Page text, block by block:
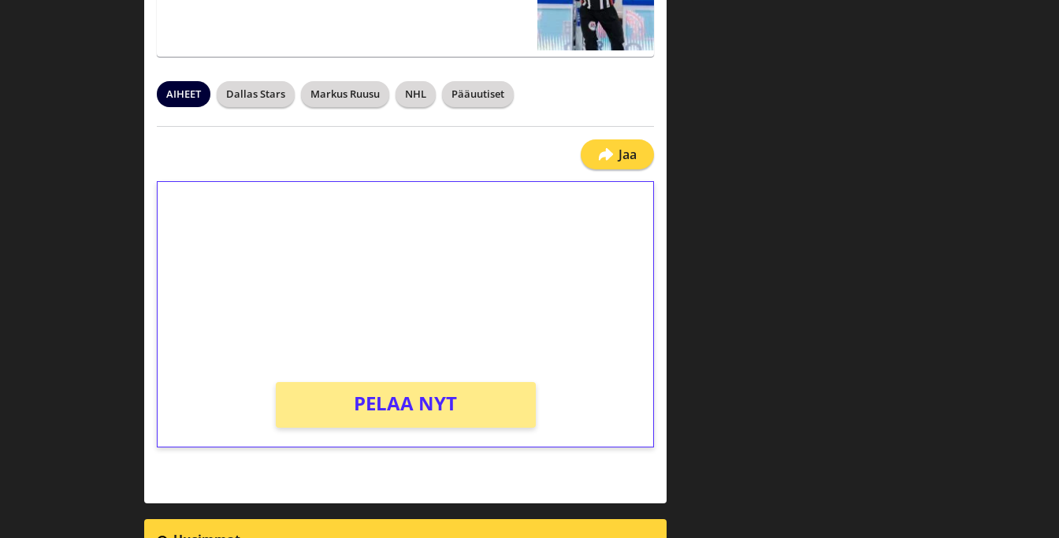
AIHEET Dallas Stars Markus Ruusu NHL Pääuutiset
Jaa
PELAA NYT